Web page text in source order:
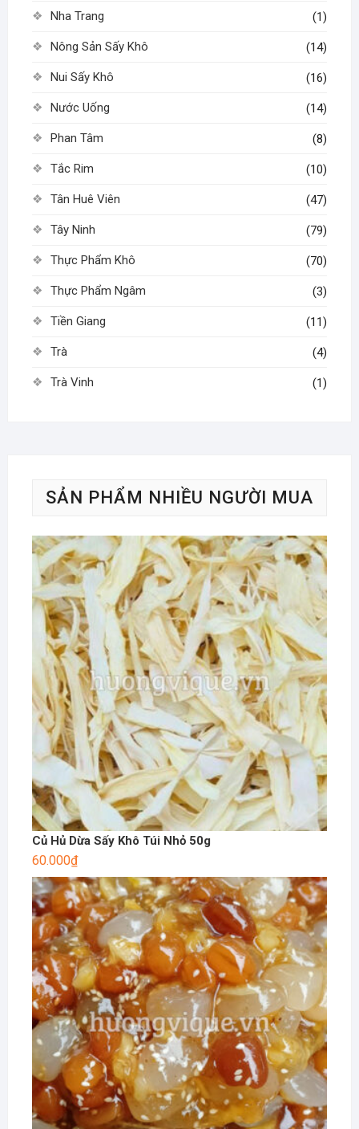
Nha Trang (1)
Nông Sản Sấy Khô (14)
Nui Sấy Khô (16)
Nước Uống (14)
Phan Tâm (8)
Tắc Rim (10)
Tân Huê Viên (47)
Tây Ninh (79)
Thực Phẩm Khô (70)
Thực Phẩm Ngâm (3)
Tiền Giang (11)
Trà (4)
Trà Vinh (1)
SẢN PHẨM NHIỀU NGƯỜI MUA
Củ Hủ Dừa Sấy Khô Túi Nhỏ 50g
60.000₫